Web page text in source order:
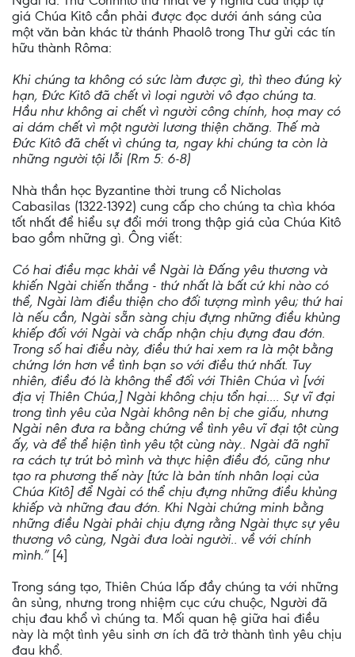
giá Chúa Kitô cần phải được đọc dưới ánh sáng của
một văn bản khác từ thánh Phaolô trong Thư gửi các tín
hữu thành Rôma:
Khi chúng ta không có sức làm được gì, thì theo đúng kỳ
hạn, Đức Kitô đã chết vì loại người vô đạo chúng ta.
Hầu như không ai chết vì người công chính, hoạ may có
ai dám chết vì một người lương thiện chăng. Thế mà
Đức Kitô đã chết vì chúng ta, ngay khi chúng ta còn là
những người tội lỗi (Rm 5: 6-8)
Nhà thần học Byzantine thời trung cổ Nicholas
Cabasilas (1322-1392) cung cấp cho chúng ta chìa khóa
tốt nhất để hiểu sự đổi mới trong thập giá của Chúa Kitô
bao gồm những gì. Ông viết:
Có hai điều mạc khải về Ngài là Đấng yêu thương và
khiến Ngài chiến thắng - thứ nhất là bất cứ khi nào có
thể, Ngài làm điều thiện cho đối tượng mình yêu; thứ hai
là nếu cần, Ngài sẵn sàng chịu đựng những điều khủng
khiếp đối với Ngài và chấp nhận chịu đựng đau đớn.
Trong số hai điều này, điều thứ hai xem ra là một bằng
chứng lớn hơn về tình bạn so với điều thứ nhất. Tuy
nhiên, điều đó là không thể đối với Thiên Chúa vì [với
địa vị Thiên Chúa,] Ngài không chịu tổn hại.... Sự vĩ đại
trong tình yêu của Ngài không nên bị che giấu, nhưng
Ngài nên đưa ra bằng chứng về tình yêu vĩ đại tột cùng
ấy, và để thể hiện tình yêu tột cùng này.. Ngài đã nghĩ
ra cách tự trút bỏ mình và thực hiện điều đó, cũng như
tạo ra phương thế này [tức là bản tính nhân loại của
Chúa Kitô] để Ngài có thể chịu đựng những điều khủng
khiếp và những đau đớn. Khi Ngài chứng minh bằng
những điều Ngài phải chịu đựng rằng Ngài thực sự yêu
thương vô cùng, Ngài đưa loài người.. về với chính
mình.”[4]
Trong sáng tạo, Thiên Chúa lấp đầy chúng ta với những
ân sủng, nhưng trong nhiệm cục cứu chuộc, Người đã
chịu đau khổ vì chúng ta. Mối quan hệ giữa hai điều
này là một tình yêu sinh ơn ích đã trở thành tình yêu chịu
đau khổ.